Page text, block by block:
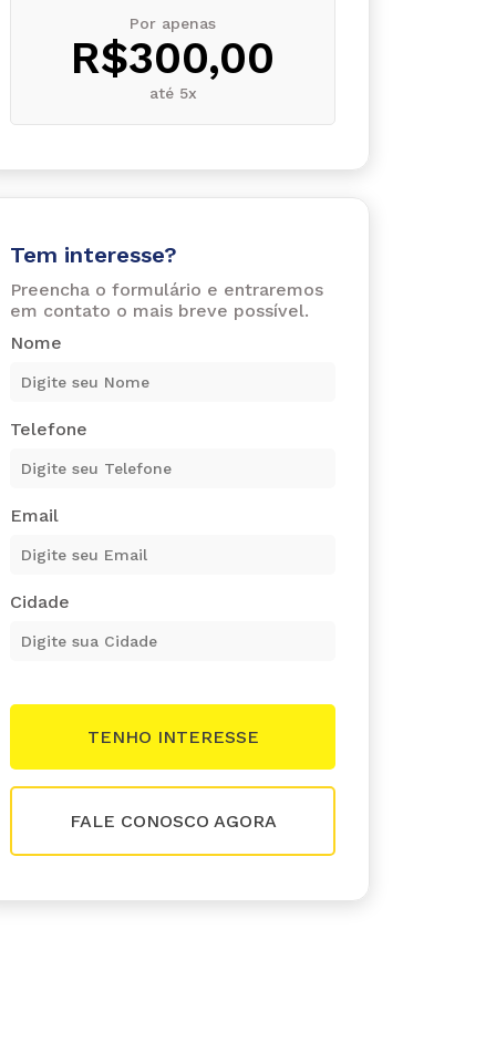
Por apenas
R$300,00
até 5x
Tem interesse?
Preencha o formulário e entraremos
em contato o mais breve possível.
Nome
Telefone
Email
Cidade
FALE CONOSCO AGORA